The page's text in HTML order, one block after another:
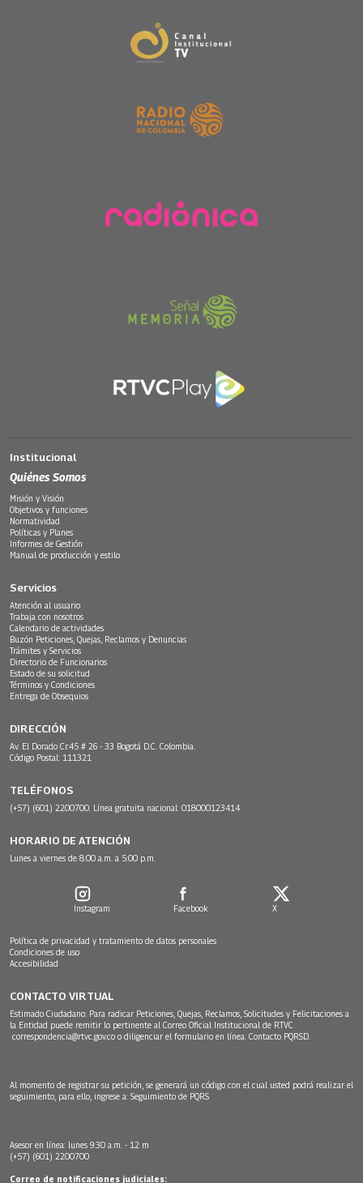
Institucional
Quiénes Somos
Misión y Visión
Objetivos y funciones
Normatividad
Políticas y Planes
Informes de Gestión
Manual de producción y estilo
Servicios
Atención al usuario
Trabaja con nosotros
Calendario de actividades
Buzón Peticiones, Quejas, Reclamos y Denuncias
Trámites y Servicios
Directorio de Funcionarios
Estado de su solicitud
Términos y Condiciones
Entrega de Obsequios
DIRECCIÓN
Av. El Dorado Cr.45 # 26 - 33 Bogotá D.C. Colombia.
Código Postal: 111321
TELÉFONOS
(+57) (601) 2200700. Línea gratuita nacional: 018000123414
HORARIO DE ATENCIÓN
Lunes a viernes de 8:00 a.m. a 5:00 p.m.
Instagram Facebook X
Política de privacidad y tratamiento de datos personales
Condiciones de uso
Accesibilidad
CONTACTO VIRTUAL
Estimado Ciudadano: Para radicar Peticiones, Quejas, Reclamos, Solicitudes y Felicitaciones a
la Entidad puede remitir lo pertinente al Correo Oficial Institucional de RTVC
correspondencia@rtvc.gov.co o diligenciar el formulario en línea: Contacto PQRSD.
Al momento de registrar su petición, se generará un código con el cual usted podrá realizar el
seguimiento, para ello, ingrese a: Seguimiento de PQRS
Asesor en línea: lunes 9:30 a.m. - 12 m
(+57) (601) 2200700
Correo de notificaciones judiciales: